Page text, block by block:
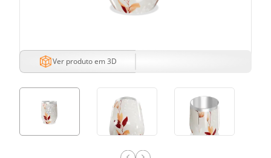
Ver produto em 3D